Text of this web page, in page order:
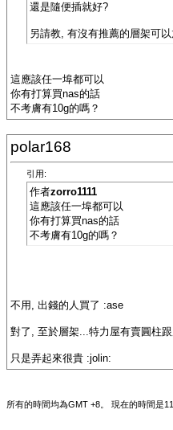
還是隨便插就好?
另請教, 有沒有推薦的層架可
這應該任一埠都可以
你有打算買nas的話
不考膚有10g的嗎？
polar168
引用:
作者zorro1111
這應該任一埠都可以
你有打算買nas的話
不考膚有10g的嗎？
不用, 出錢的人買了 :ase
對了, 至於層架...特力屋有賣圓柱
只是弄起來很貴 :jolin:
所有的時間均為GMT +8。 現在的時間是